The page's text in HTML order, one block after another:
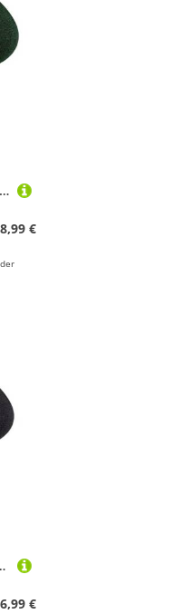
FussFreunde Sneakersocken 6 Paar Bambus Sneakersocken weiche Sneaker Socken atmungsaktiv (6 Paar) Spitze und Ferse verstärkt, handgekettelt
€
(12 Paar) handgekettelt, Spitze und Ferse verstärkt
€